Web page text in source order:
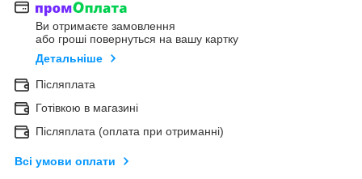
Ви отримаєте замовлення
або гроші повернуться на вашу картку
Детальніше
Післяплата
Готівкою в магазині
Післяплата (оплата при отриманні)
Всі умови оплати